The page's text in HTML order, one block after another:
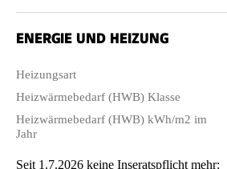
ENERGIE UND HEIZUNG
Heizungsart
Heizwärmebedarf (HWB) Klasse
Heizwärmebedarf (HWB) kWh/m2 im
Jahr
Seit 1.7.2026 keine Inseratspflicht mehr: